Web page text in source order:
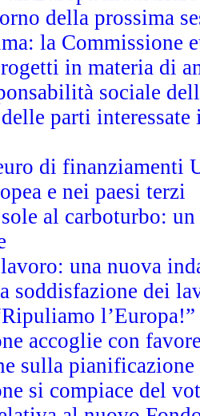
della prossima
la Commissione
in materia di
sociale
parti
di finanziamenti
e nei paesi terzi
al carboturbo:
una nuova
soddisfazione dei
l’Europa!”
accoglie con
sulla
si compiace del